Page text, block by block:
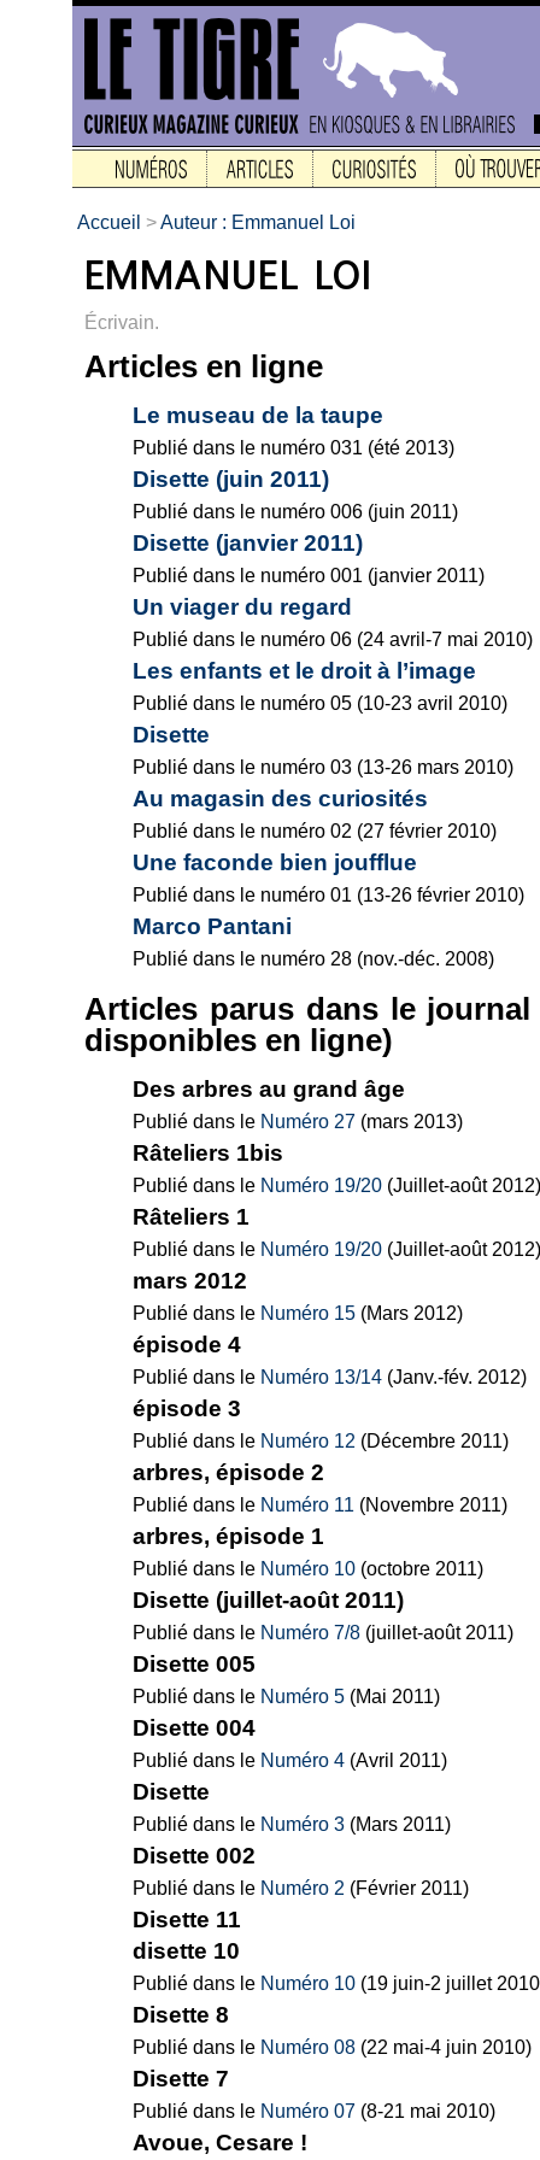
Accueil >Auteur : Emmanuel Loi
Écrivain.
Articles en ligne
Le museau de la taupe
Publié dans le numéro 031 (été 2013)
Disette (juin 2011)
Publié dans le numéro 006 (juin 2011)
Disette (janvier 2011)
Publié dans le numéro 001 (janvier 2011)
Un viager du regard
Publié dans le numéro 06 (24 avril-7 mai 2010)
Les enfants et le droit à l’image
Publié dans le numéro 05 (10-23 avril 2010)
Disette
Publié dans le numéro 03 (13-26 mars 2010)
Au magasin des curiosités
Publié dans le numéro 02 (27 février 2010)
Une faconde bien joufflue
Publié dans le numéro 01 (13-26 février 2010)
Marco Pantani
Publié dans le numéro 28 (nov.-déc. 2008)
Articles parus dans le
disponibles en ligne)
Des arbres au grand âge
Publié dans le Numéro 27 (mars 2013)
Râteliers 1bis
Publié dans le Numéro 19/20 (Juillet-août 2012)
Râteliers 1
Publié dans le Numéro 19/20 (Juillet-août 2012)
mars 2012
Publié dans le Numéro 15 (Mars 2012)
épisode 4
Publié dans le Numéro 13/14 (Janv.-fév. 2012)
épisode 3
Publié dans le Numéro 12 (Décembre 2011)
arbres, épisode 2
Publié dans le Numéro 11 (Novembre 2011)
arbres, épisode 1
Publié dans le Numéro 10 (octobre 2011)
Disette (juillet-août 2011)
Publié dans le Numéro 7/8 (juillet-août 2011)
Disette 005
Publié dans le Numéro 5 (Mai 2011)
Disette 004
Publié dans le Numéro 4 (Avril 2011)
Disette
Publié dans le Numéro 3 (Mars 2011)
Disette 002
Publié dans le Numéro 2 (Février 2011)
Disette 11
disette 10
Publié dans le Numéro 10 (19 juin-2 juillet
Disette 8
Publié dans le Numéro 08 (22 mai-4 juin 2010)
Disette 7
Publié dans le Numéro 07 (8-21 mai 2010)
Avoue, Cesare !